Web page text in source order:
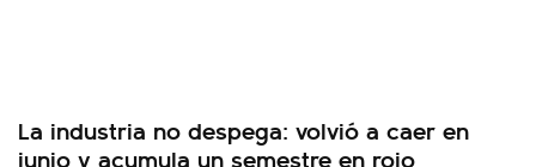
La industria no despega: volvió a caer en
junio y acumula un semestre en rojo